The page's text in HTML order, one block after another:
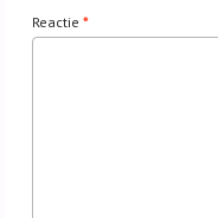
Reactie*